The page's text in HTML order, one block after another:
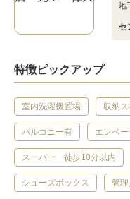
地
セ
特徴ピックアップ
室内洗濯機置場 収納
バルコニー有 エレベ
スーパー 徒歩10分以内
シューズボックス 管理